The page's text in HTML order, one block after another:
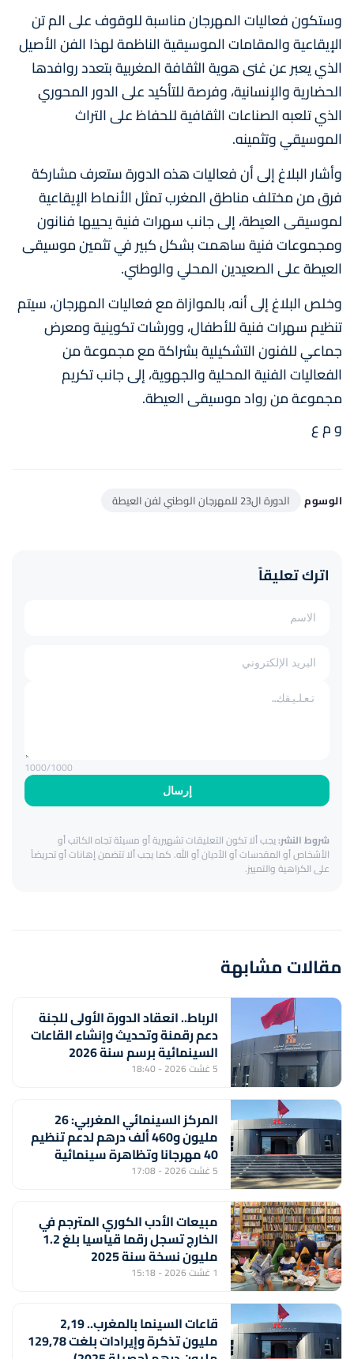
وستكون فعاليات المهرجان مناسبة للوقوف على الم تن
الإيقاعية والمقامات الموسيقية الناظمة لهذا الفن الأصيل
الذي يعبر عن غنى هوية الثقافة المغربية بتعدد روافدها
الحضارية والإنسانية، وفرصة للتأكيد على الدور المحوري
الذي تلعبه الصناعات الثقافية للحفاظ على التراث
الموسيقي وتثمينه.
وأشار البلاغ إلى أن فعاليات هذه الدورة ستعرف مشاركة
فرق من مختلف مناطق المغرب تمثل الأنماط الإيقاعية
لموسيقى العيطة، إلى جانب سهرات فنية يحييها فنانون
ومجموعات فنية ساهمت بشكل كبير في تثمين موسيقى
العيطة على الصعيدين المحلي والوطني.
وخلص البلاغ إلى أنه، بالموازاة مع فعاليات المهرجان، سيتم
تنظيم سهرات فنية للأطفال، وورشات تكوينية ومعرض
جماعي للفنون التشكيلية بشراكة مع مجموعة من
الفعاليات الفنية المحلية والجهوية، إلى جانب تكريم
مجموعة من رواد موسيقى العيطة.
و م ع
الوسوم الدورة ال23 للمهرجان الوطني لفن العيطة
اترك تعليقاً
إرسال
1000/1000
شروط النشر:يجب ألا تكون التعليقات تشهيرية أو مسيئة تجاه الكاتب أو
الأشخاص أو المقدسات أو الأديان أو الله. كما يجب ألا تتضمن إهانات أو تحريضاً
على الكراهية والتمييز.
مقالات مشابهة
الرباط.. انعقاد الدورة الأولى للجنة
دعم رقمنة وتحديث وإنشاء القاعات
السينمائية برسم سنة 2026
5 غشت 2026 - 18:40
المركز السينمائي المغربي: 26
مليون و460 ألف درهم لدعم تنظيم
40 مهرجانا وتظاهرة سينمائية
5 غشت 2026 - 17:08
مبيعات الأدب الكوري المترجم في
الخارج تسجل رقما قياسيا بلغ 1.2
مليون نسخة سنة 2025
1 غشت 2026 - 15:18
قاعات السينما بالمغرب.. 2,19
مليون تذكرة وإيرادات بلغت 129,78